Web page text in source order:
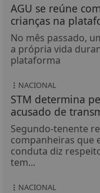
AGU se reúne
crianças na
No mês passado,
a própria vida
plataforma
NACIONAL
STM determina
acusado de
Segundo-tenente
companheiras que
conduta diz
tem...
NACIONAL